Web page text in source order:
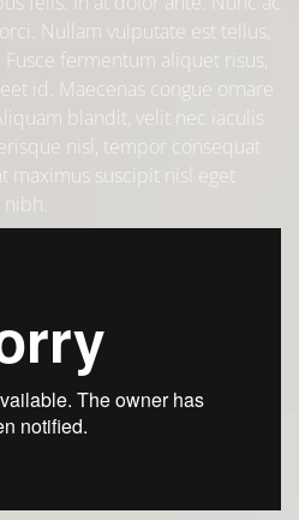
Nullam vulputate est tellus,
fermentum aliquet risus,
id. Maecenas congue ornare
blandit, velit nec iaculis
nisl, tempor consequat
maximus suscipit nisl eget